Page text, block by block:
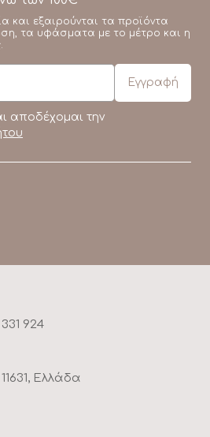
και εξαιρούνται τα προϊόντα
τα υφάσματα με το μέτρο και η
αποδέχομαι την
924
Ελλάδα